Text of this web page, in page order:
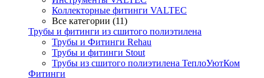
Коллекторные фитинги VALTEC
Все категории (11)
Трубы и фитинги из сшитого полиэтилена
Трубы и Фитинги Rehau
Трубы и фитинги Stout
Трубы из сшитого полиэтилена ТеплоУютКом
Фитинги